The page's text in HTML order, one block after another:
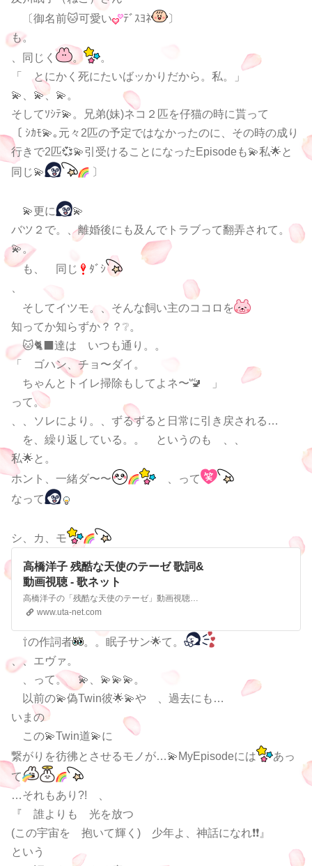
〔御名前🐱可愛い
ﾃﾞｽﾖﾈ
〕
も。
、同じく
。
。
「 とにかく死にたいばッかりだから。私。」
💫、💫、💫。
そしてｿｼﾃ💫。兄弟(妹)ネコ２匹を仔猫の時に貰って
〔 ｼｶﾓ💫｡元々2匹の予定ではなかったのに、その時の成り
行きで2匹💞💫引受けることになったEpisodeも💫私🌟と
同じ💫
〕
💫更に
💫
バツ２で。、離婚後にも及んでトラブって翻弄されて。
💫。
も、 同じ
ﾀﾞｼ
そしてイツモ。、そんな飼い主のココロを
知ってか知らずか？？❔。
🐱🐈‍⬛達は いつも通り。。
「 ゴハン、チョ〜ダイ。
ちゃんとトイレ掃除もしてよネ〜🚾 」
って。
、、ソレにより。、ずるずると日常に引き戻される…
を、繰り返している。。 というのも 、、
私🌟と。
ホント、一緒ダ〜〜
、って
なって
シ、カ、モ
高橋洋子 残酷な天使のテーゼ 歌詞&
動画視聴 - 歌ネット
高橋洋子の「残酷な天使のテーゼ」動画視聴ページです。歌詞と動画を見ることができます。(歌いだし)残酷な天使のように 歌ネットは無料の歌詞検索サービスです。
www.uta-net.com
⇧の作詞者
。。眠子サン🌟て。
、、エヴァ。
、って。 💫、💫💫💫。
以前の💫偽Twin彼🌟💫や 、過去にも…
いまの
この💫Twin道💫に
繋がりを彷彿とさせるモノが…💫MyEpisodeには
あっ
て
…それもあり?! 、
『 誰よりも 光を放つ
(この宇宙を 抱いて輝く) 少年よ、神話になれ❗❗』
という